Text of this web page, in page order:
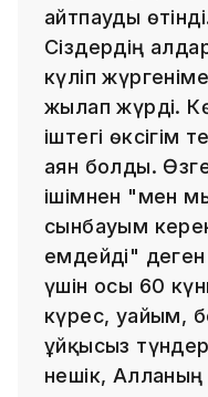
айтпауды
Сіздердің
күліп
жылап жүрді.
іштегі өксігім
аян болды.
ішімнен "мен
сынбауым
емдейді"
үшін осы 60
күрес, уайым,
ұйқысыз
нешік, Алланың